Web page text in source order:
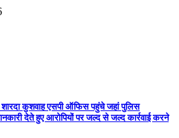
शारदा कुशवाह एसपी ऑफिस पहुंचे जहां पुलिस
देते हुए आरोपियों पर जल्द से जल्द कार्रवाई करने